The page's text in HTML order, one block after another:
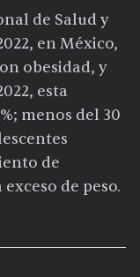
de Salud y
en México,
obesidad, y
esta
menos del 30
de
de peso.